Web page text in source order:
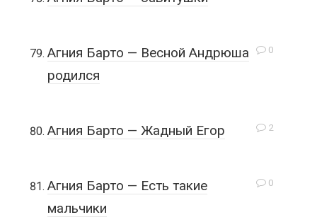
0
Агния Барто — Весной Андрюша
родился
2
Агния Барто — Жадный Егор
0
Агния Барто — Есть такие
мальчики